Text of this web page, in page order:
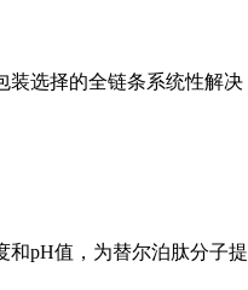
装选择的全链条系统性解决
和pH值，为替尔泊肽分子提